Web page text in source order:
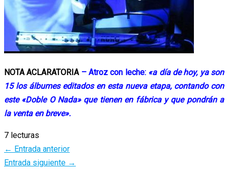
NOTA ACLARATORIA – Atroz con leche: «a día de hoy, ya son
15 los álbumes editados en esta nueva etapa, contando con
este «Doble O Nada» que tienen en fábrica y que pondrán a
la venta en breve».
7 lecturas
← Entrada anterior
Entrada siguiente →